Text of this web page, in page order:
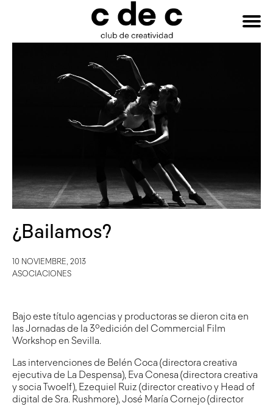
HAZTE
¿Bailamos?
10 NOVIEMBRE, 2013
ASOCIACIONES
Bajo este título agencias y productoras se dieron cita en
las Jornadas de la 3ºedición del Commercial Film
Workshop en Sevilla.
Las intervenciones de Belén Coca (directora creativa
ejecutiva de La Despensa), Eva Conesa (directora creativa
y socia Twoelf), Ezequiel Ruiz (director creativo y Head of
digital de Sra. Rushmore), José María Cornejo (director